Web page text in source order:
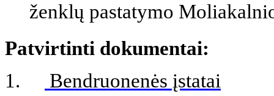
ženklų pastatymo
Patvirtinti dokumentai:
1.
Bendruonenės įstatai